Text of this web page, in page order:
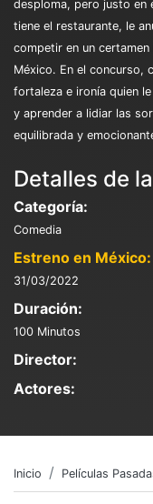
desploma, pero justo en
tiene el restaurante, le
competir en un
México. En el concurso,
fortaleza e ironía quien
y aprender a lidiar las
equilibrada y
Detalles de
Categoría:
Comedia
Estreno en México:
31/03/2022
Duración:
100 Minutos
Director:
Actores:
Inicio Películas